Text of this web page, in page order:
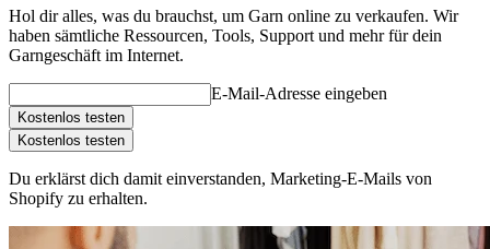
Hol dir alles, was du brauchst, um Garn online zu verkaufen. Wir
haben sämtliche Ressourcen, Tools, Support und mehr für dein
Garngeschäft im Internet.
E-Mail-Adresse eingeben
Kostenlos testen
Kostenlos testen
Du erklärst dich damit einverstanden, Marketing-E-Mails von
Shopify zu erhalten.